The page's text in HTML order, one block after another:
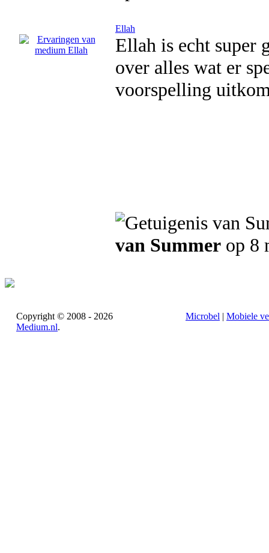
Ellah
Ellah is echt super
over alles wat er
voorspelling
van Summer op 8
Copyright © 2008 - 2026
Medium.nl.
Microbel | Mobiele